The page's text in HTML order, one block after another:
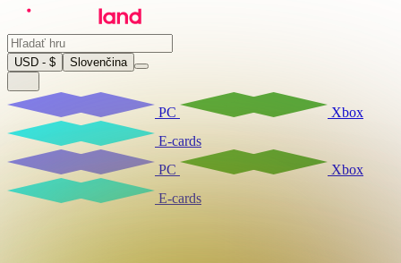
USD - $ Slovenčina
PC
Xbox
E-cards
PC
Xbox
E-cards